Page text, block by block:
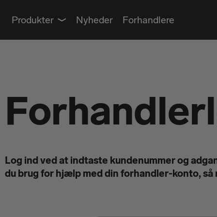
Produkter
VÆRKTØJ
Nyheder Forhandlere
Log ind ved at indtaste kundenummer og
du brug for hjælp med din forhandler-konto, så